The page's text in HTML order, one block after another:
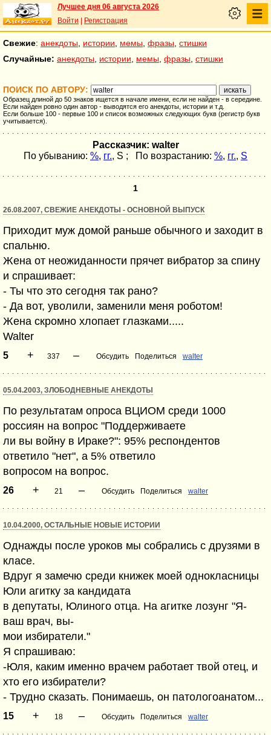
Лучшее дня 06 августа 2026
Войти
Регистрация
Свежие: анекдоты истории мемы фразы стишки
Случайные: анекдоты истории мемы фразы стишки
ПОИСК ПО АВТОРУ:
Образец длиной до 50 знаков ищется в начале имени, если не найден - в середине.
Если найден ровно один автор - выводятся его анекдоты, истории и т.д.
Если больше 100 - первые 100 и список возможных следующих букв (регистр букв
учитывается).
Рассказчик: walter
По убыванию: %, гг., S ; По возрастанию: %, гг., S
1
26.08.2007, СВЕЖИЕ АНЕКДОТЫ - ОСНОВНОЙ ВЫПУСК
Приходит муж домой раньше обычного и заходит в
спальню.
Жена от неожиданности прячет вибратор за спину
и спрашивает:
- Ты что это сегодня так рано?
- Да вот, уволили, заменили меня роботом!
Жена скромно хлопает глазками.....
Walter
5 + 337 – Обсудить Поделиться walter
05.04.2003, ЗЛОБОДНЕВНЫЕ АНЕКДОТЫ
По результатам опроса ВЦИОМ среди 1000
россиян на вопрос "Поддерживаете
ли вы войну в Ираке?": 95% респондентов
ответило "нет", а 5% ответило
вопросом на вопрос.
26 + 21 – Обсудить Поделиться walter
10.04.2000, ОСТАЛЬНЫЕ НОВЫЕ ИСТОРИИ
Однажды после уроков мы собрались с друзями в
класе.
Вдруг я замечю среди книжек моей однокласницы
Юли агитку за кандидата
в депутаты, Юлиного отца. На агитке лозунг "Я-
ваш врач, вы-
мои избиратели."
Я спрашиваю:
-Юля, каким именно врачем работает твой отец, и
хто его избиратели?
- Трудно сказать. Понимаешь, он патологоанатом...
15 + 18 – Обсудить Поделиться walter